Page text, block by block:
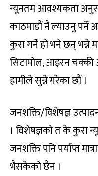
न्यूनतम आवश्यकता
काठमाडौं नै ल्याउनु
कुरा गर्ने हो भने छन् भन्ने
सिटामोल, आइरन
हामीले सुन्ने गरेका छौं ।
जनशक्ति/विशेषज्ञ
। विशेषज्ञको त के कुरा
जनशक्ति पनि पर्याप्त
भैसकेको छैन ।